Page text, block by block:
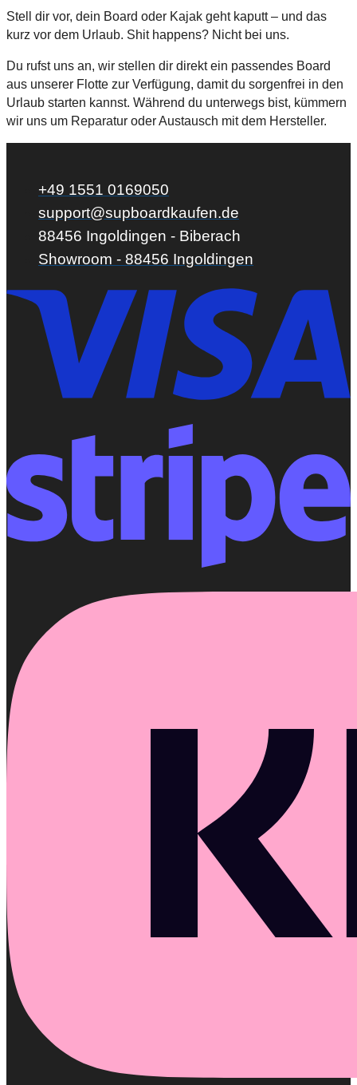
Stell dir vor, dein Board oder Kajak geht kaputt – und das
kurz vor dem Urlaub. Shit happens? Nicht bei uns.
Du rufst uns an, wir stellen dir direkt ein passendes Board
aus unserer Flotte zur Verfügung, damit du sorgenfrei in den
Urlaub starten kannst. Während du unterwegs bist, kümmern
wir uns um Reparatur oder Austausch mit dem Hersteller.
+49 1551 0169050
support@supboardkaufen.de
88456 Ingoldingen - Biberach
Showroom - 88456 Ingoldingen